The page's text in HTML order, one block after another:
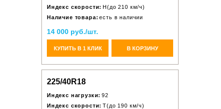
Индекс скорости: H(до 210 км/ч)
Наличие товара: есть в наличии
14 000 руб./шт.
КУПИТЬ В 1 КЛИК В КОРЗИНУ
225/40R18
Индекс нагрузки: 92
Индекс скорости: T(до 190 км/ч)